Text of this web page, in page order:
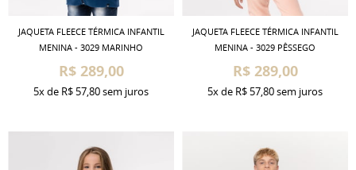
JAQUETA FLEECE TÉRMICA INFANTIL
MENINA - 3029 MARINHO
R$ 289,00
5xde R$ 57,80sem juros
JAQUETA FLEECE TÉRMICA INFANTIL
MENINA - 3029 PÊSSEGO
R$ 289,00
5xde R$ 57,80sem juros